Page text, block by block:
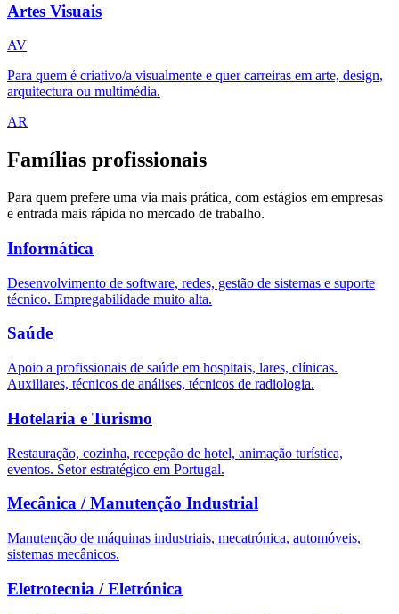
Artes Visuais
AV
Para quem é criativo/a visualmente e quer carreiras em arte, design,
arquitectura ou multimédia.
AR
Famílias profissionais
Para quem prefere uma via mais prática, com estágios em empresas
e entrada mais rápida no mercado de trabalho.
Informática
Desenvolvimento de software, redes, gestão de sistemas e suporte
técnico. Empregabilidade muito alta.
Saúde
Apoio a profissionais de saúde em hospitais, lares, clínicas.
Auxiliares, técnicos de análises, técnicos de radiologia.
Hotelaria e Turismo
Restauração, cozinha, recepção de hotel, animação turística,
eventos. Setor estratégico em Portugal.
Mecânica / Manutenção Industrial
Manutenção de máquinas industriais, mecatrónica, automóveis,
sistemas mecânicos.
Eletrotecnia / Eletrónica